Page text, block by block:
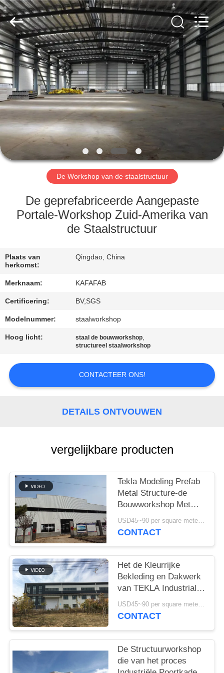
HUIS
PRODUCTEN
VIDEO'S
VR
-
OVER
FABRIEKSTOUR
NEEM
CONTACT
ONS
OP
GEVALLEN
SITEMAP
PRIVACYBELEID
Qingdao
KaFa
Fabrication
Co.,
Ltd..
All
Rights
Reserved.
De Workshop van de staalstructuur
De geprefabriceerde Aangepaste
Portale-Workshop Zuid-Amerika van
de Staalstructuur
Plaats van
herkomst:
Qingdao, China
Merknaam: KAFAFAB
Certificering: BV,SGS
Modelnummer: staalworkshop
Hoog licht: staal de bouwworkshop,
structureel staalworkshop
CONTACTEER ONS!
DETAILS ONTVOUWEN
vergelijkbare producten
Tekla Modeling Prefab
Metal Structure-de
Bouwworkshop Met
hoge weerstand
USD45~90 per square meter MOQ:1000 vierkante meter
CONTACT
Het de Kleurrijke
Bekleding en Dakwerk
van TEKLA Industrial
Metal Workshop
Building
USD45~90 per square meter MOQ:1000 vierkante meter
CONTACT
De Structuurworkshop
die van het proces